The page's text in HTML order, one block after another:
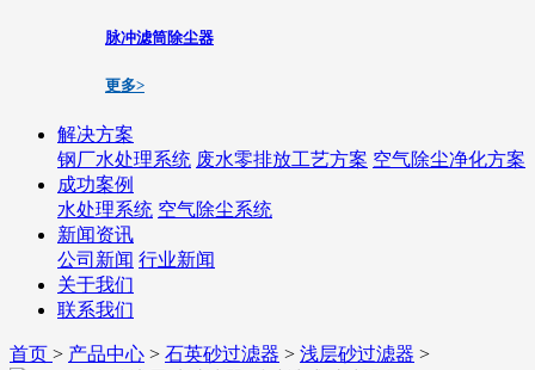
脉冲滤筒除尘器
更多>
解决方案
钢厂水处理系统 废水零排放工艺方案 空气除尘净化方案
成功案例
水处理系统 空气除尘系统
新闻资讯
公司新闻 行业新闻
关于我们
联系我们
首页 > 产品中心 > 石英砂过滤器 > 浅层砂过滤器 >